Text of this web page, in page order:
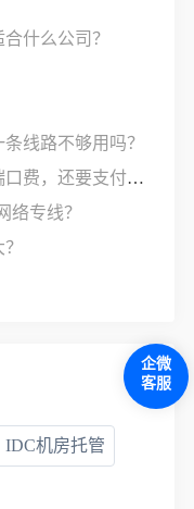
什么公司？
线路不够用吗？
企业购买云专线时，为什么除了端口费，还要支付接入费？
络专线？
IDC机房托管
企微
客服